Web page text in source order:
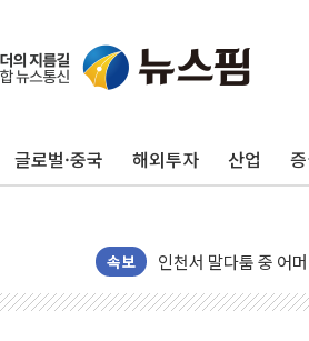
글로벌·중국 해외투자 산업
속보
평택 진위면 공장서
포항 블루밸리 국가
[종합] 김민석, 정청
민주당 경북도당위
김민석, 강원·대구·
[속보] 민주, 강원·대